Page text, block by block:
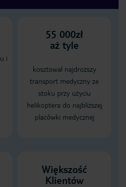
i
55 000zł
aż tyle
kosztował najdroższy
transport medyczny ze
stoku przy użyciu
helikoptera do najbliższej
placówki medycznej
Większość
Klientów